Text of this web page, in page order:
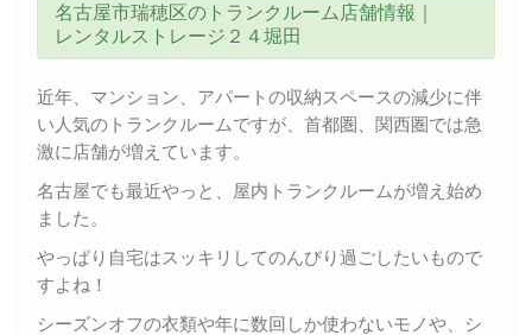
名古屋市瑞穂区のトランクルーム店舗情報｜
レンタルストレージ２４堀田
近年、マンション、アパートの収納スペースの減少に伴
い人気のトランクルームですが、首都圏、関西圏では急
激に店舗が増えています。
名古屋でも最近やっと、屋内トランクルームが増え始め
ました。
やっぱり自宅はスッキリしてのんびり過ごしたいもので
すよね！
シーズンオフの衣類や年に数回しか使わないモノや、シ